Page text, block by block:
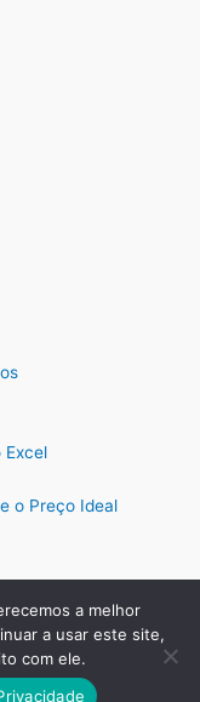
Excel
o Preço Ideal
por:
MKT Produtos
a melhor
a usar este site,
com ele.